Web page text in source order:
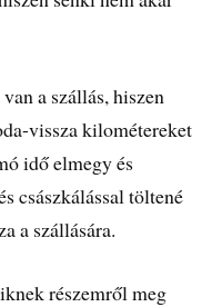
a szállás, hiszen
vissza kilométereket
idő elmegy és
császkálással töltené
a szállására.
részemről meg